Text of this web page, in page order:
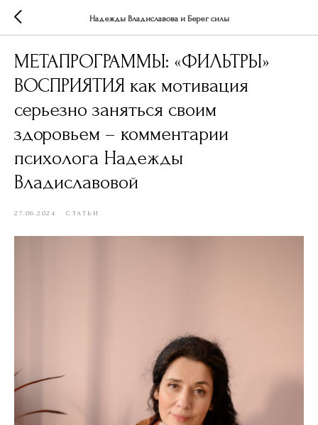
Надежды Владиславова и Берег силы
МЕТАПРОГРАММЫ: «ФИЛЬТРЫ»
ВОСПРИЯТИЯ как мотивация
серьезно заняться своим
здоровьем – комментарии
психолога Надежды
Владиславовой
27.06.2024 СТАТЬИ